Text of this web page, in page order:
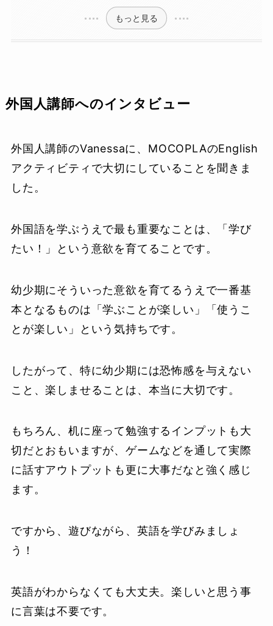
もっと見る
外国人講師へのインタビュー
外国人講師のVanessaに、MOCOPLAのEnglish
アクティビティで大切にしていることを聞きま
した。
外国語を学ぶうえで最も重要なことは、「学び
たい！」という意欲を育てることです。
幼少期にそういった意欲を育てるうえで一番基
本となるものは「学ぶことが楽しい」「使うこ
とが楽しい」という気持ちです。
したがって、特に幼少期には恐怖感を与えない
こと、楽しませることは、本当に大切です。
もちろん、机に座って勉強するインプットも大
切だとおもいますが、ゲームなどを通して実際
に話すアウトプットも更に大事だなと強く感じ
ます。
ですから、遊びながら、英語を学びみましょ
う！
英語がわからなくても大丈夫。楽しいと思う事
に言葉は不要です。